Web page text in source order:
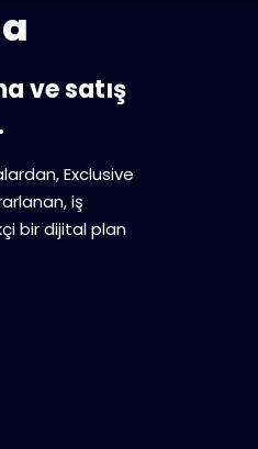
ve satış
Exclusive
iş
bir dijital plan